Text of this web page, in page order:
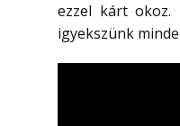
ezzel kárt okoz.
igyekszünk